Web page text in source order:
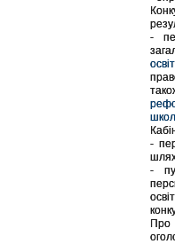
-
-
-
Про